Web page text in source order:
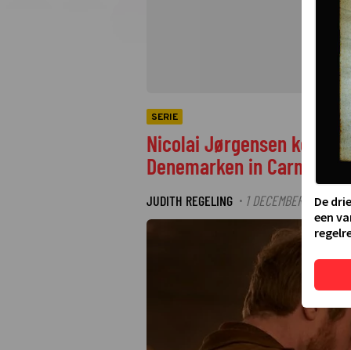
SERIE
Nicolai Jørgensen keert
Denemarken in Carmen
JUDITH REGELING · 1 DECEMBER 2025
De
een